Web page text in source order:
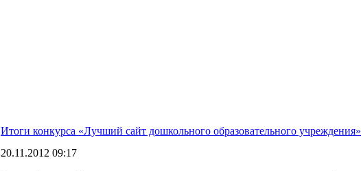
Итоги конкурса «Лучший сайт дошкольного образовательного учреждения»
20.11.2012 09:17